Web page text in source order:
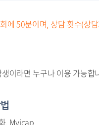
에 50분이며, 상담 횟수(상
이라면 누구나 이용 가능합
, Myicap